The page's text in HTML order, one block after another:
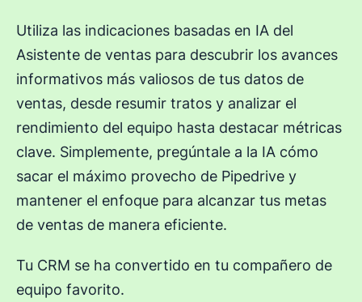
Utiliza las indicaciones basadas en IA del
Asistente de ventas para descubrir los avances
informativos más valiosos de tus datos de
ventas, desde resumir tratos y analizar el
rendimiento del equipo hasta destacar métricas
clave. Simplemente, pregúntale a la IA cómo
sacar el máximo provecho de Pipedrive y
mantener el enfoque para alcanzar tus metas
de ventas de manera eficiente.
Tu CRM se ha convertido en tu compañero de
equipo favorito.